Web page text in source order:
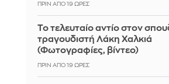
ΠΡΙΝ ΑΠΌ 19 ΏΡΕΣ
Το τελευταίο αντίο στον
τραγουδιστή Λάκη Χαλκιά
(Φωτογραφίες, βίντεο)
ΠΡΙΝ ΑΠΌ 19 ΏΡΕΣ